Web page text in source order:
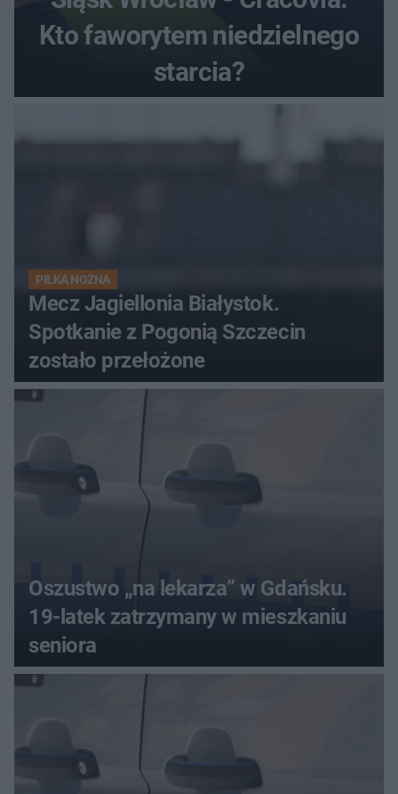
Kto faworytem niedzielnego
starcia?
PIŁKA NOŻNA
Mecz Jagiellonia Białystok.
Spotkanie z Pogonią Szczecin
zostało przełożone
Oszustwo „na lekarza” w Gdańsku.
19-latek zatrzymany w mieszkaniu
seniora